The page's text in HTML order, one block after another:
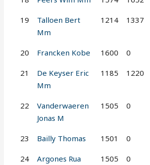
19
Talloen Bert
Mm
1214 1337
20 Francken Kobe 1600 0
21
De Keyser Eric
Mm
1185 1220
22
Vanderwaeren
Jonas M
1505 0
23 Bailly Thomas 1501 0
24
Argones Rua
1505 0